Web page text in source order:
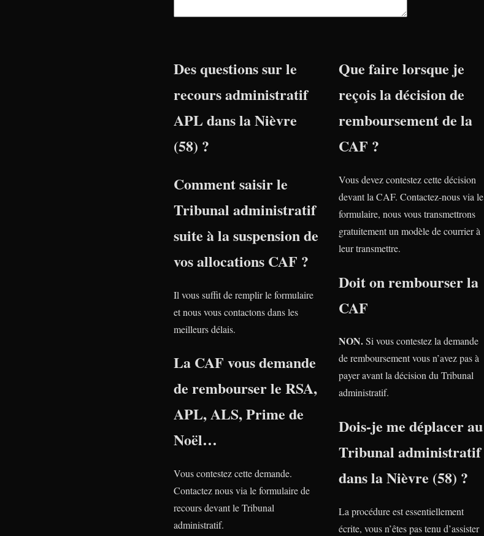
Des questions sur le
recours administratif
APL dans la Nièvre
(58) ?
Comment saisir le
Tribunal administratif
suite à la suspension de
vos allocations CAF ?
Il vous suffit de remplir le formulaire
et nous vous contactons dans les
meilleurs délais.
La CAF vous demande
de rembourser le RSA,
APL, ALS, Prime de
Noël…
Vous contestez cette demande.
Contactez nous via le formulaire de
recours devant le Tribunal
administratif.
Que faire lorsque je
reçois la décision de
remboursement de la
CAF ?
Vous devez contestez cette décision
devant la CAF. Contactez-nous via le
formulaire, nous vous transmettrons
gratuitement un modèle de courrier à
leur transmettre.
Doit on rembourser la
CAF
NON.Si vous contestez la demande
de remboursement vous n’avez pas à
payer avant la décision du Tribunal
administratif.
Dois-je me déplacer au
Tribunal administratif
dans la Nièvre (58) ?
La procédure est essentiellement
écrite, vous n’êtes pas tenu d’assister